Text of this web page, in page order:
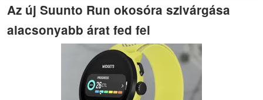
Az új Suunto Run okosóra szivárgása
alacsonyabb árat fed fel